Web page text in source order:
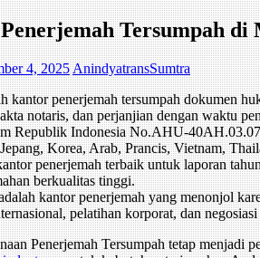
Tersumpah di
4, 2025 AnindyatransSumtra
kantor penerjemah tersumpah dokumen
notaris, dan perjanjian dengan waktu
Republik Indonesia No.AHU-
Korea, Arab, Prancis, Vietnam,
penerjemah terbaik untuk laporan
berkualitas tinggi.
kantor penerjemah yang menonjol
pelatihan korporat, dan
Penerjemah Tersumpah tetap